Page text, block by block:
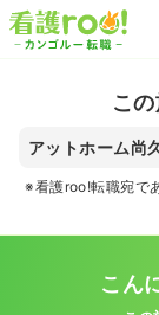
こ
アットホーム尚
※看護roo!転職宛で
こん